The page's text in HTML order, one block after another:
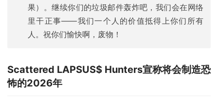
果）。继续你们的垃圾邮件轰炸吧，我们会在网络
里干正事——我们一个人的价值抵得上你们所有
人。祝你们愉快啊，废物！
Scattered LAPSUS$ Hunters宣称将会制造恐
怖的2026年